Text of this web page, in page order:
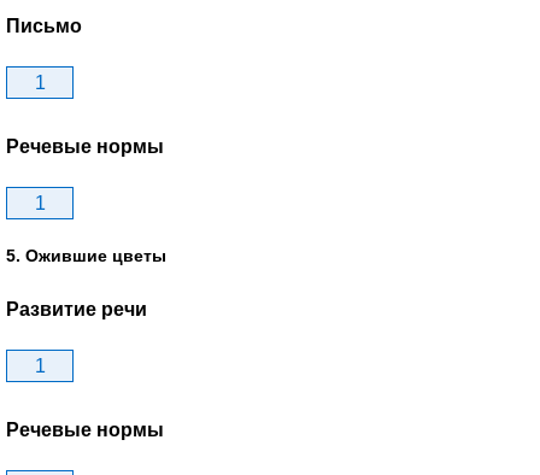
Письмо
1
Речевые нормы
1
5. Ожившие цветы
Развитие речи
1
Речевые нормы